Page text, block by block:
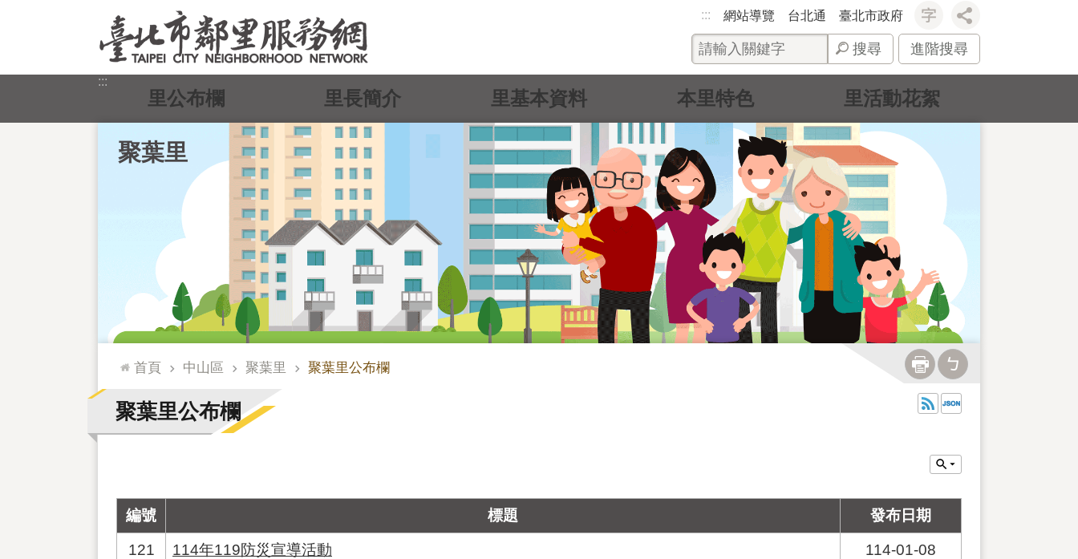
::: 網站導覽 台北通 臺北市政府
搜尋 進階搜尋
:::
聚葉里
里公布欄 里長簡介 里基本資料 本里特色 里活動花絮
::: 首頁 中山區 聚葉里 聚葉里公布欄
聚葉里公布欄
編號 標題 發布日期
121 114年119防災宣導活動 114-01-08